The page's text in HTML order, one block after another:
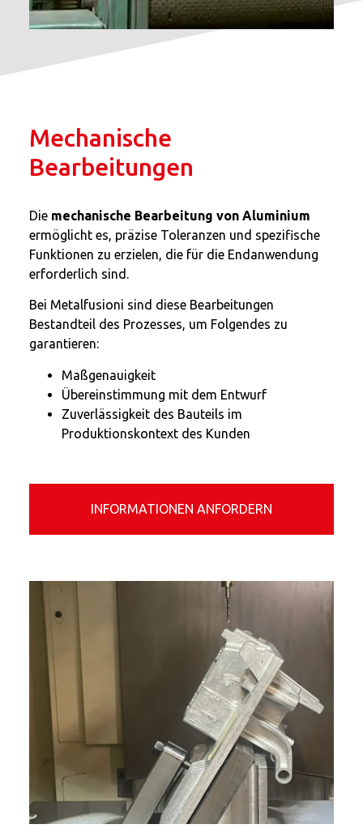
Mechanische
Bearbeitungen
Die mechanische Bearbeitung von Aluminium
ermöglicht es, präzise Toleranzen und spezifische
Funktionen zu erzielen, die für die Endanwendung
erforderlich sind.
Bei Metalfusioni sind diese Bearbeitungen
Bestandteil des Prozesses, um Folgendes zu
garantieren:
Maßgenauigkeit
Übereinstimmung mit dem Entwurf
Zuverlässigkeit des Bauteils im
Produktionskontext des Kunden
INFORMATIONEN ANFORDERN